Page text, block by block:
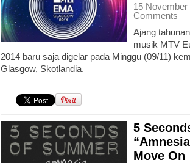
15
Comments
Ajang
musik MTV
2014 baru saja digelar pada Minggu (09/11)
Glasgow, Skotlandia.
5
Move On